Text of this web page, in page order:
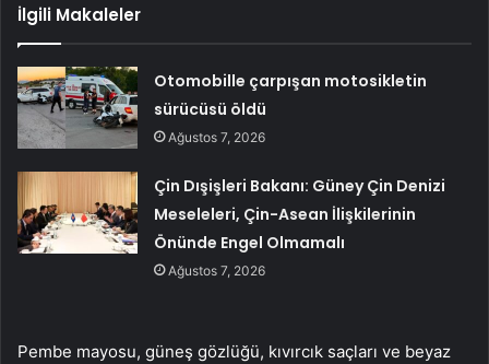
İlgili Makaleler
Otomobille çarpışan motosikletin
sürücüsü öldü
Ağustos 7, 2026
Çin Dışişleri Bakanı: Güney Çin Denizi
Meseleleri, Çin-Asean İlişkilerinin
Önünde Engel Olmamalı
Ağustos 7, 2026
Pembe mayosu, güneş gözlüğü, kıvırcık saçları ve beyaz